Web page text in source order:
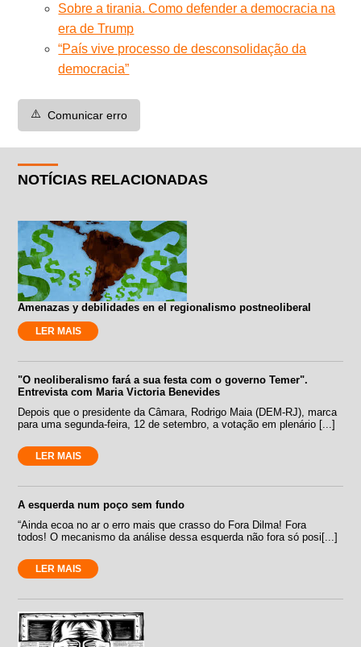
Sobre a tirania. Como defender a democracia na
era de Trump
“País vive processo de desconsolidação da
democracia”
⚠️ Comunicar erro
NOTÍCIAS RELACIONADAS
Amenazas y debilidades en el regionalismo postneoliberal
LER MAIS
"O neoliberalismo fará a sua festa com o governo Temer".
Entrevista com Maria Victoria Benevides
Depois que o presidente da Câmara, Rodrigo Maia (DEM-RJ), marca
para uma segunda-feira, 12 de setembro, a votação em plenário [...]
LER MAIS
A esquerda num poço sem fundo
“Ainda ecoa no ar o erro mais que crasso do Fora Dilma! Fora
todos! O mecanismo da análise dessa esquerda não fora só posi[...]
LER MAIS